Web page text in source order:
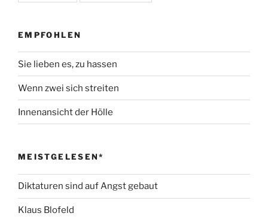
EMPFOHLEN
Sie lieben es, zu hassen
Wenn zwei sich streiten
Innenansicht der Hölle
MEISTGELESEN*
Diktaturen sind auf Angst gebaut
Klaus Blofeld